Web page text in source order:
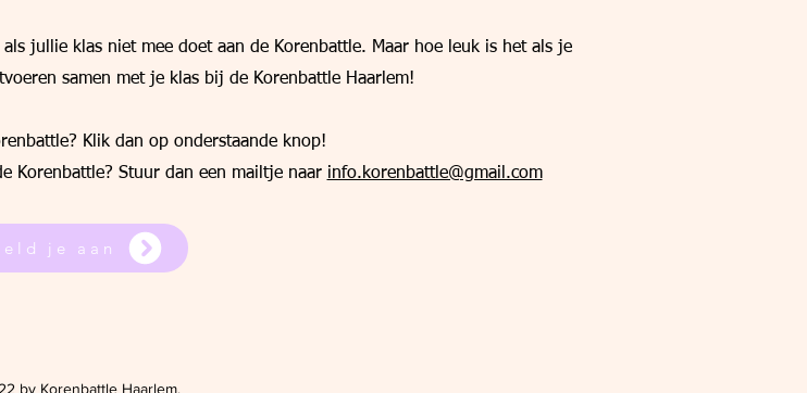
jullie klas niet mee doet aan de Korenbattle. Maar hoe leuk is het als je
samen met je klas bij de Korenbattle Haarlem!
Klik dan op onderstaande knop!
Korenbattle? Stuur dan een mailtje naar info.korenbattle@gmail.com
je aan
by Korenbattle Haarlem.